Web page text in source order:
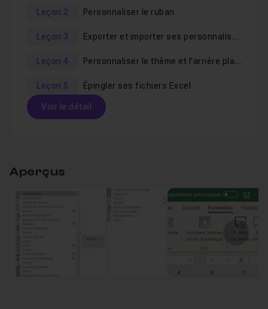
Leçon 2 Personnaliser le ruban
Leçon 3 Exporter et importer ses personnalisations
Leçon 4 Personnaliser le thème et l'arrière plan Office
Leçon 5 Épingler ses fichiers Excel
Voir le détail
09m04
Aperçus